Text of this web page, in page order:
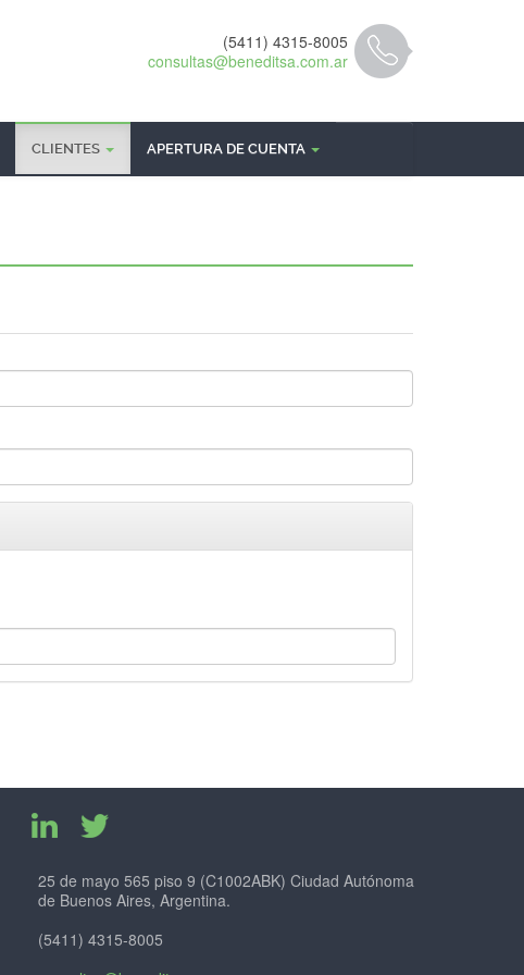
(5411) 4315-8005
consultas@beneditsa.com.ar
CLIENTES APERTURA DE CUENTA
25 de mayo 565 piso 9 (C1002ABK) Ciudad Autónoma
de Buenos Aires, Argentina.
(5411) 4315-8005